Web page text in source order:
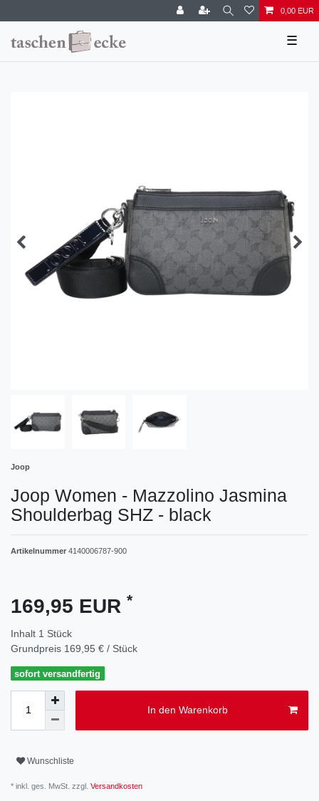
0,00 EUR
☰
Joop
Joop Women - Mazzolino Jasmina
Shoulderbag SHZ - black
Artikelnummer 4140006787-900
169,95 EUR *
Inhalt 1 Stück
Grundpreis 169,95 € / Stück
sofort versandfertig
In den Warenkorb
Wunschliste
* inkl. ges. MwSt. zzgl. Versandkosten